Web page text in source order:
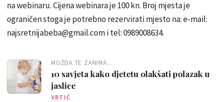
na webinaru. Cijena webinara je 100 kn. Broj mjesta je
ograničen stoga je potrebno rezervirati mjesto na: e-mail:
najsretnijabeba@gmail.com i tel: 0989008634.
MOŽDA TE ZANIMA...
10 savjeta kako djetetu olakšati polazak u
jaslice
VRTIĆ